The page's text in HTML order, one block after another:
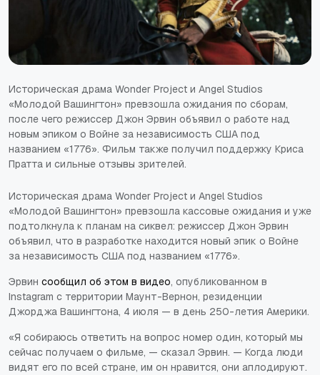
Историческая драма Wonder Project и Angel Studios
«Молодой Вашингтон» превзошла ожидания по сборам,
после чего режиссер Джон Эрвин объявил о работе над
новым эпиком о Войне за независимость США под
названием «1776». Фильм также получил поддержку Криса
Пратта и сильные отзывы зрителей.
Историческая драма Wonder Project и Angel Studios
«Молодой Вашингтон» превзошла кассовые ожидания и уже
подтолкнула к планам на сиквел: режиссер Джон Эрвин
объявил, что в разработке находится новый эпик о Войне
за независимость США под названием «1776».
Эрвин сообщил об этом в видео, опубликованном в
Instagram с территории Маунт-Вернон, резиденции
Джорджа Вашингтона, 4 июля — в день 250-летия Америки.
«Я собираюсь ответить на вопрос номер один, который мы
сейчас получаем о фильме, — сказал Эрвин. — Когда люди
видят его по всей стране, им он нравится, они аплодируют.